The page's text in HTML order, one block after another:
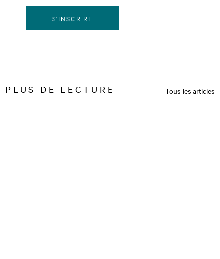
S'INSCRIRE
PLUS DE LECTURE Tous les articles